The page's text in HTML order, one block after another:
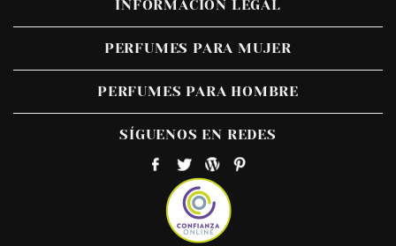
INFORMACIÓN LEGAL
PERFUMES PARA MUJER
PERFUMES PARA HOMBRE
SÍGUENOS EN REDES